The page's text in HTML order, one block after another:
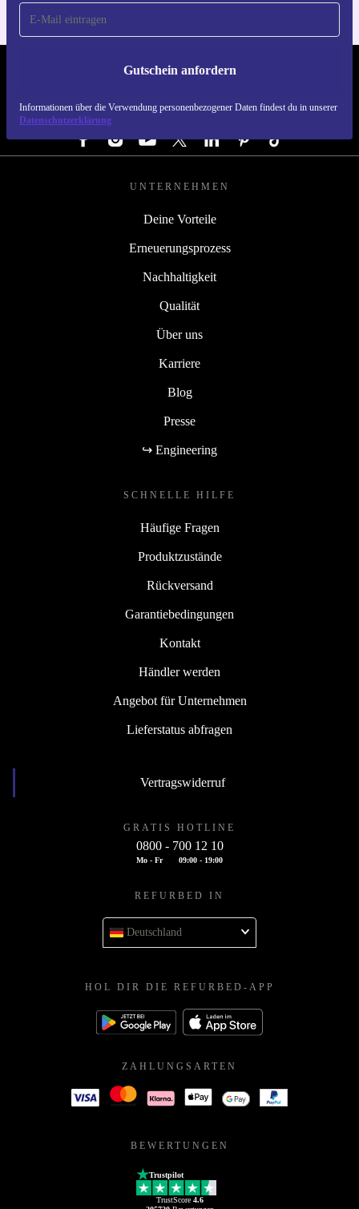
Gutschein anfordern
Informationen über die Verwendung personenbezogener Daten findest du in unserer
Datenschutzerklärung
REFURBED DEUTSCHLAND - RETHINK NEW.
FOLGE UNS
UNTERNEHMEN
Deine Vorteile
Erneuerungsprozess
Nachhaltigkeit
Qualität
Über uns
Karriere
Blog
Presse
↪ Engineering
SCHNELLE HILFE
Häufige Fragen
Produktzustände
Rückversand
Garantiebedingungen
Kontakt
Händler werden
Angebot für Unternehmen
Lieferstatus abfragen
Vertragswiderruf
GRATIS HOTLINE
0800 - 700 12 10
Mo - Fr 09:00 - 19:00
REFURBED IN
Deutschland
HOL DIR DIE REFURBED-APP
ZAHLUNGSARTEN
BEWERTUNGEN
Trustpilot
TrustScore 4.6